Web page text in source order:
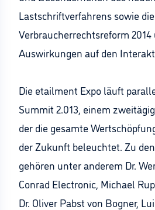
Lastschriftverfahrens sowie die
Verbraucherrechtsreform 2014
Auswirkungen auf den
Die etailment Expo läuft
Summit 2.013, einem
der die gesamte
der Zukunft beleuchtet. Zu
gehören unter anderem Dr.
Conrad Electronic, Michael
Dr. Oliver Pabst von Bogner,